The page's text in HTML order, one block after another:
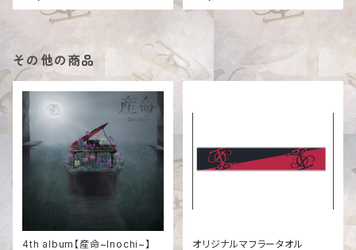
その他の商品
4th album【産命~Inochi~】 オリジナルマフラータオル